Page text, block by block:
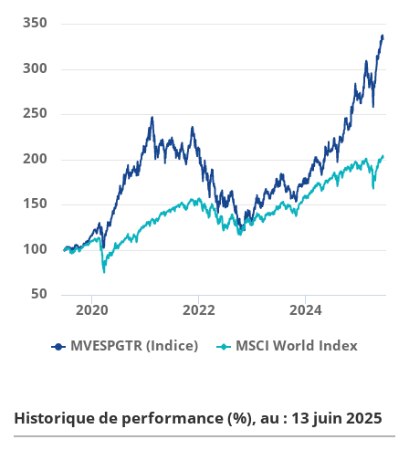
MVESPGTR (Indice) MSCI World Index
2020 2022 2024
50
100
150
200
250
300
350
Historique de performance (%), au : 13 juin 2025